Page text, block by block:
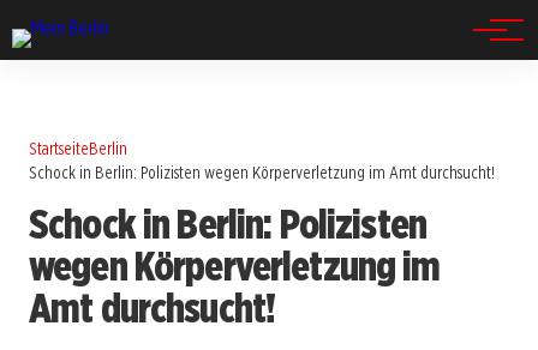
StartseiteBerlin
Schock in Berlin: Polizisten wegen Körperverletzung im Amt durchsucht!
Schock in Berlin: Polizisten
wegen Körperverletzung im
Amt durchsucht!